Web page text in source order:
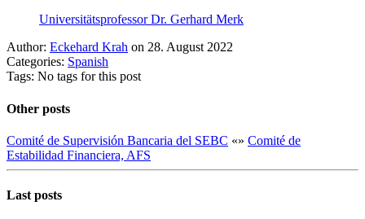
Universitätsprofessor Dr. Gerhard Merk
Author: Eckehard Krah on 28. August 2022
Categories: Spanish
Tags: No tags for this post
Other posts
Comité de Supervisión Bancaria del SEBC «» Comité de
Estabilidad Financiera, AFS
Last posts